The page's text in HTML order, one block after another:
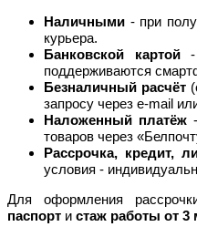
Наличными - при
курьера.
Банковской картой-
поддерживаются
Безналичный расчёт
запросу через e-mail
Наложенный платёж
товаров через
Рассрочка, кредит,
условия -
Для оформления
паспорт и стаж работы от 3